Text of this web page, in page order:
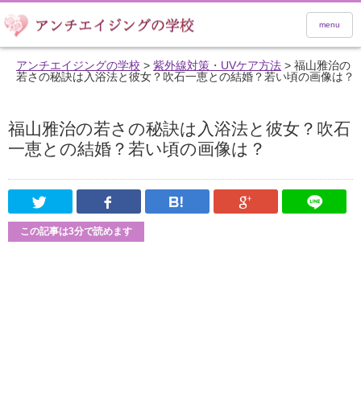
menu
アンチエイジングの学校 > 紫外線対策・UVケア方法 > 福山雅治の
若さの秘訣は入浴法と彼女？吹石一恵との結婚？若い頃の画像は？
福山雅治の若さの秘訣は入浴法と彼女？吹石
一恵との結婚？若い頃の画像は？
Twitter Facebook はてなブックマーク
Google
この記事は3分で読めます